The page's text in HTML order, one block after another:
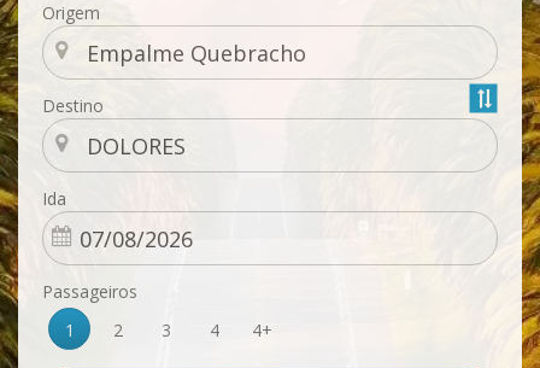
Origem
Destino
Ida
Passageiros
1
2 3 4 4+